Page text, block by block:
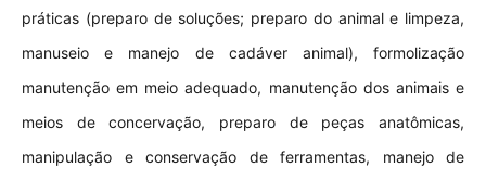
práticas (preparo de soluções; preparo do animal e limpeza,
manuseio e manejo de cadáver animal), formolização
manutenção em meio adequado, manutenção dos animais e
meios de concervação, preparo de peças anatômicas,
manipulação e conservação de ferramentas, manejo de